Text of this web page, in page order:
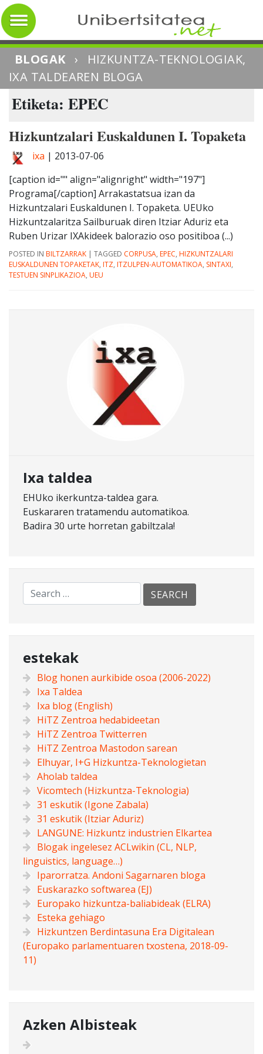
BLOGAK ›
HIZKUNTZA-TEKNOLOGIAK,
IXA TALDEAREN BLOGA
Etiketa: EPEC
Hizkuntzalari Euskaldunen I. Topaketa
ixa | 2013-07-06
[caption id="" align="alignright" width="197"]
Programa[/caption] Arrakastatsua izan da
Hizkuntzalari Euskaldunen I. Topaketa. UEUko
Hizkuntzalaritza Sailburuak diren Itziar Aduriz eta
Ruben Urizar IXAkideek balorazio oso positiboa (...)
POSTED IN BILTZARRAK | TAGGED CORPUSA, EPEC, HIZKUNTZALARI
EUSKALDUNEN TOPAKETAK, ITZ, ITZULPEN-AUTOMATIKOA, SINTAXI,
TESTUEN SINPLIKAZIOA, UEU
Ixa taldea
EHUko ikerkuntza-taldea gara.
Euskararen tratamendu automatikoa.
Badira 30 urte horretan gabiltzala!
estekak
Blog honen aurkibide osoa (2006-2022)
Ixa Taldea
Ixa blog (English)
HiTZ Zentroa hedabideetan
HiTZ Zentroa Twitterren
HiTZ Zentroa Mastodon sarean
Elhuyar, I+G Hizkuntza-Teknologietan
Aholab taldea
Vicomtech (Hizkuntza-Teknologia)
31 eskutik (Igone Zabala)
31 eskutik (Itziar Aduriz)
LANGUNE: Hizkuntz industrien Elkartea
Blogak ingelesez ACLwikin (CL, NLP,
linguistics, language…)
Iparorratza. Andoni Sagarnaren bloga
Euskarazko softwarea (EJ)
Europako hizkuntza-baliabideak (ELRA)
Esteka gehiago
Hizkuntzen Berdintasuna Era Digitalean
(Europako parlamentuaren txostena, 2018-09-
11)
Azken Albisteak